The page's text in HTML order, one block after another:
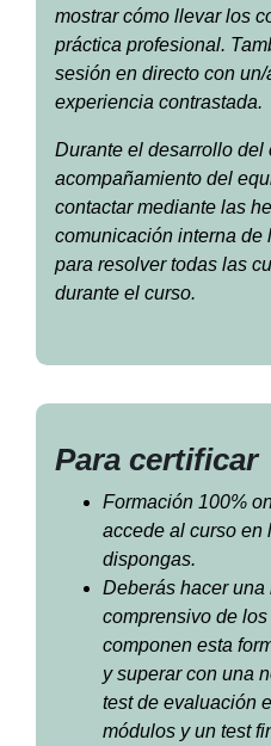
mostrar cómo llevar los
práctica profesional.
sesión en directo con
experiencia contrastada.
Durante el desarrollo del
acompañamiento del
contactar mediante las
comunicación interna de
para resolver todas las
durante el curso.
Para certificar
Formación 100%
accede al curso en
dispongas.
Deberás hacer
comprensivo de
componen esta
y superar con una
test de evaluación
módulos y un test